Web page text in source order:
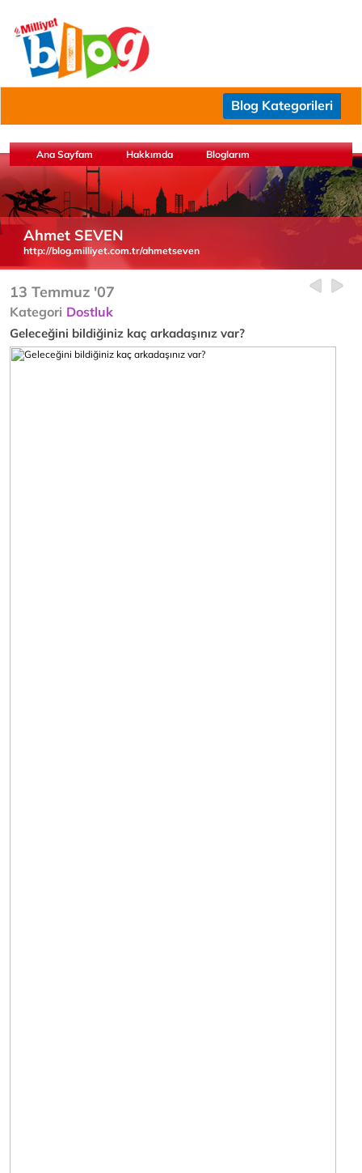
Blog Kategorileri
Ana Sayfam Hakkımda Bloglarım
Ahmet SEVEN
http://blog.milliyet.com.tr/ahmetseven
13 Temmuz '07
Kategori Dostluk
Geleceğini bildiğiniz kaç arkadaşınız var?